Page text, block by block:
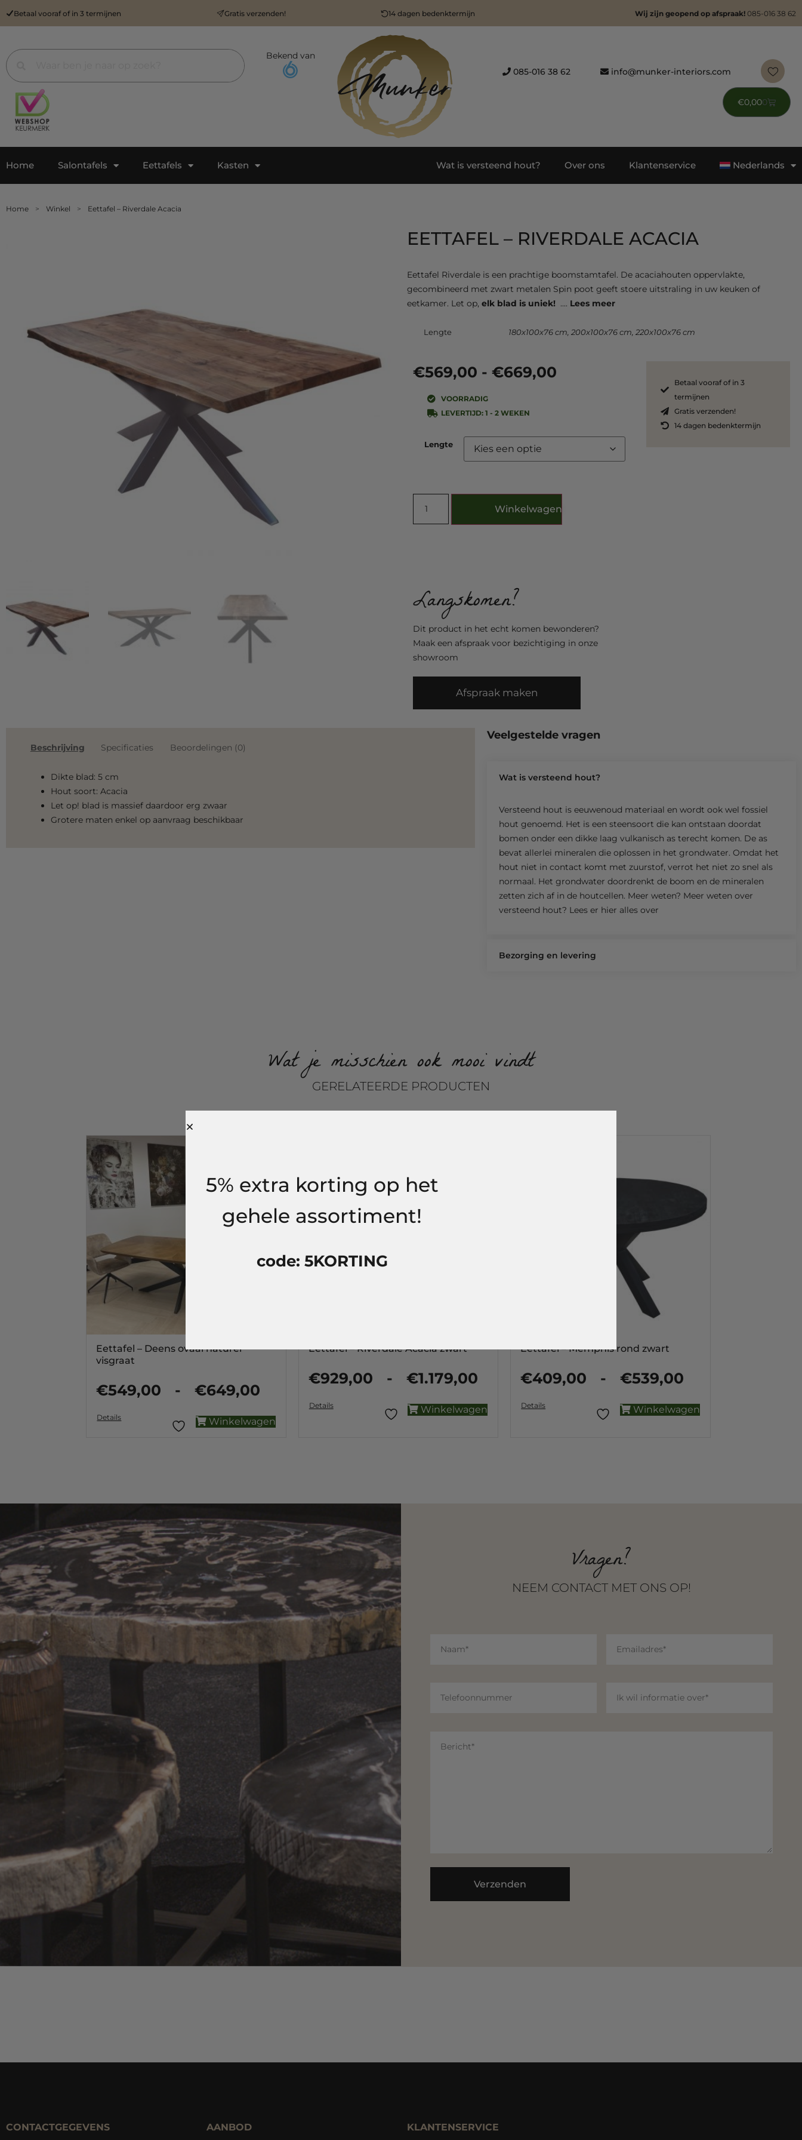
Betaal vooraf of in 3 termijnen Gratis verzenden! 14 dagen bedenktermijn Wij zijn geopend op afspraak! 085-016 38 62
Bekend van
085-016 38 62
info@munker-interiors.com
€0,000
Home Salontafels Eettafels Kasten Wat is versteend hout? Over ons Klantenservice Nederlands
Home > Winkel > Eettafel – Riverdale Acacia
EETTAFEL – RIVERDALE ACACIA
Eettafel Riverdale is een prachtige boomstamtafel. De acaciahouten oppervlakte,
gecombineerd met zwart metalen Spin poot geeft stoere uitstraling in uw keuken of
eetkamer. Let op, elk blad is uniek! .... Lees meer
Lengte 180x100x76 cm, 200x100x76 cm, 220x100x76 cm
€569,00 - €669,00
VOORRADIG
LEVERTIJD: 1 - 2 WEKEN
Lengte
Winkelwagen
Betaal vooraf of in 3
termijnen
Gratis verzenden!
14 dagen bedenktermijn
Langskomen?
Dit product in het echt komen bewonderen?
Maak een afspraak voor bezichtiging in onze
showroom
Afspraak maken
Beschrijving Specificaties Beoordelingen (0)
Dikte blad: 5 cm
Hout soort: Acacia
Let op! blad is massief daardoor erg zwaar
Grotere maten enkel op aanvraag beschikbaar
Veelgestelde vragen
Wat is versteend hout?
Versteend hout is eeuwenoud materiaal en wordt ook wel fossiel
hout genoemd. Het is een steensoort die kan ontstaan doordat
bomen onder een dikke laag vulkanisch as terecht komen. De as
bevat allerlei mineralen die oplossen in het grondwater. Omdat het
hout niet in contact komt met zuurstof, verrot het niet zo snel als
normaal. Het grondwater doordrenkt de boom en de mineralen
zetten zich af in de houtcellen. Meer weten? Meer weten over
versteend hout? Lees er hier alles over
Bezorging en levering
Wat je misschien ook mooi vindt
GERELATEERDE PRODUCTEN
Eettafel – Deens ovaal naturel
visgraat
€549,00 - €649,00
Details Winkelwagen
Eettafel – Riverdale Acacia zwart
€929,00 - €1.179,00
Details Winkelwagen
Eettafel – Memphis rond zwart
€409,00 - €539,00
Details Winkelwagen
Vragen?
NEEM CONTACT MET ONS OP!
CONTACTGEGEVENS AANBOD KLANTENSERVICE
Selecteer een optie
Selecteer een optie
5% extra korting op het
gehele assortiment!
code: 5KORTING